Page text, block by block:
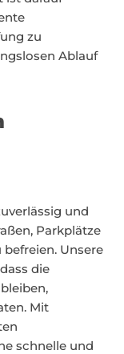
zu
Ablauf
und
Parkplätze
befreien. Unsere
die
Mit
schnelle und